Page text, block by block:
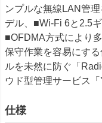
ンプルな無線LAN管
デル、■Wi-Fi 6と2.5
■OFDMA方式により
保守作業を容易にす
ルを未然に防ぐ「
ウド型管理サービス
仕様